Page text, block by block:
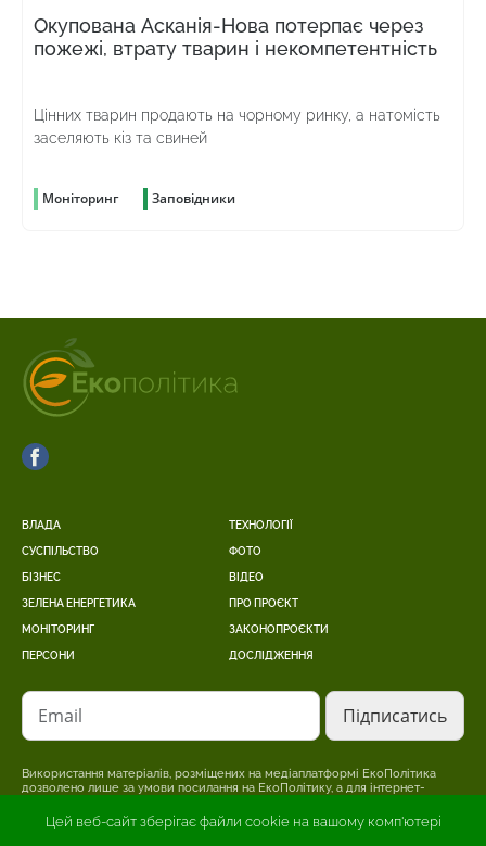
Цей веб-сайт зберігає файли cookie на вашому комп'ютері
Окупована Асканія-Нова потерпає через
пожежі, втрату тварин і некомпетентність
Цінних тварин продають на чорному ринку, а натомість
заселяють кіз та свиней
Моніторинг Заповідники
ВЛАДА
СУСПІЛЬСТВО
БІЗНЕС
ЗЕЛЕНА ЕНЕРГЕТИКА
МОНІТОРИНГ
ПЕРСОНИ
ТЕХНОЛОГІЇ
ФОТО
ВІДЕО
ПРО ПРОЄКТ
ЗАКОНОПРОЄКТИ
ДОСЛІДЖЕННЯ
Email
Використання матеріалів, розміщених на медіаплатформі ЕкоПолітика
дозволено лише за умови посилання на ЕкоПолітику, а для інтернет-
гіперпосилання на сторінку, де розміщено оригінальний матеріал.